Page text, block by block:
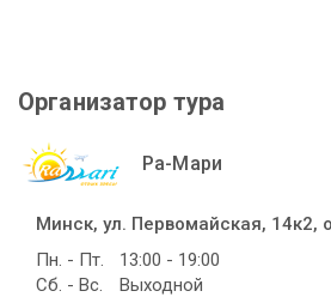
Организатор тура
Ра-Мари
Минск, ул. Первомайская, 14к2,
Пн. - Пт.
13:00 - 19:00
Сб. - Вс.
Выходной